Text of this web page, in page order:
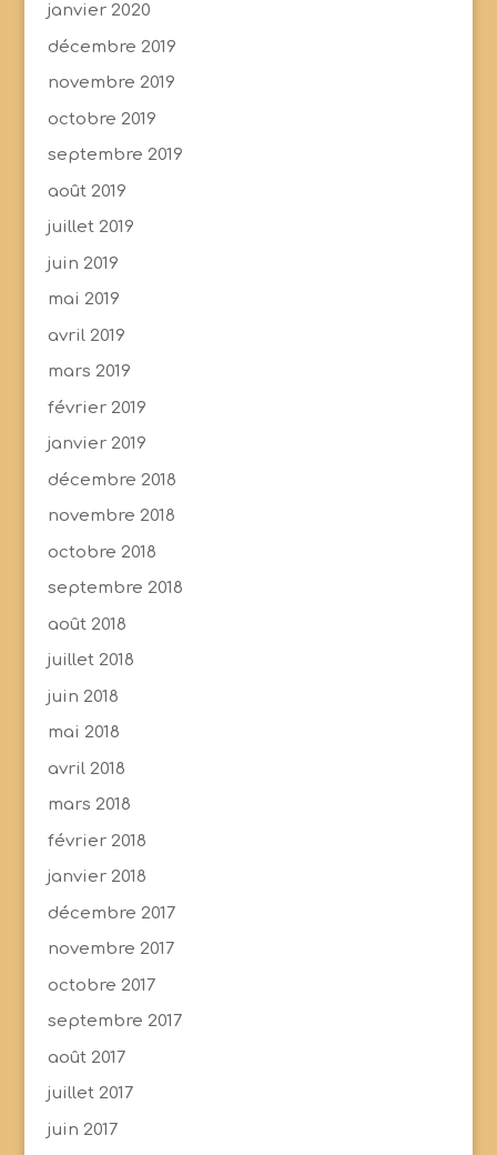
janvier 2020
décembre 2019
novembre 2019
octobre 2019
septembre 2019
août 2019
juillet 2019
juin 2019
mai 2019
avril 2019
mars 2019
février 2019
janvier 2019
décembre 2018
novembre 2018
octobre 2018
septembre 2018
août 2018
juillet 2018
juin 2018
mai 2018
avril 2018
mars 2018
février 2018
janvier 2018
décembre 2017
novembre 2017
octobre 2017
septembre 2017
août 2017
juillet 2017
juin 2017